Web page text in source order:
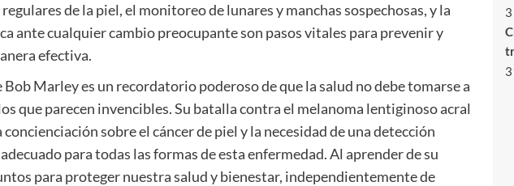
de la piel, el monitoreo de lunares y manchas sospechosas, y la
ante cualquier cambio preocupante son pasos vitales para prevenir y
efectiva.
Marley es un recordatorio poderoso de que la salud no debe tomarse a
que parecen invencibles. Su batalla contra el melanoma lentiginoso acral
sobre el cáncer de piel y la necesidad de una detección
para todas las formas de esta enfermedad. Al aprender de su
para proteger nuestra salud y bienestar, independientemente de